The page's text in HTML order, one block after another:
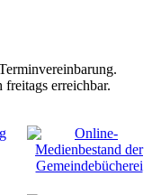
erreichbar.